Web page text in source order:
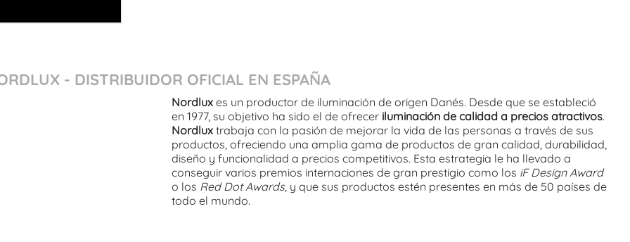
- DISTRIBUIDOR OFICIAL EN ESPAÑA
Nordlux es un productor de iluminación de origen Danés. Desde que se estableció
en 1977, su objetivo ha sido el de ofrecer iluminación de calidad a precios atractivos.
Nordlux trabaja con la pasión de mejorar la vida de las personas a través de sus
productos, ofreciendo una amplia gama de productos de gran calidad, durabilidad,
diseño y funcionalidad a precios competitivos. Esta estrategia le ha llevado a
conseguir varios premios internaciones de gran prestigio como los iF Design Award
o los Red Dot Awards, y que sus productos estén presentes en más de 50 países de
todo el mundo.